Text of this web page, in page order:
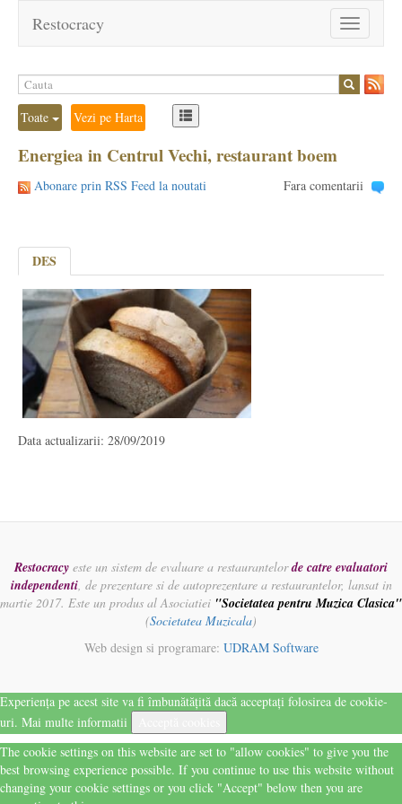
Toggle
navigation
Restocracy
Toate Vezi pe Harta
Energiea in Centrul Vechi, restaurant boem
Abonare prin RSS Feed la noutati Fara comentarii
DES
Data actualizarii: 28/09/2019
Restocracy este un sistem de evaluare a restaurantelorde catre evaluatori
independenti, de prezentare si de autoprezentare a restaurantelor, lansat in
martie 2017. Este un produs al Asociatiei "Societatea pentru Muzica Clasica"
(Societatea Muzicala)
Web design si programare: UDRAM Software
Experiența pe acest site va fi îmbunătățită dacă acceptați folosirea de cookie-
uri. Mai multe informatii
The cookie settings on this website are set to "allow cookies" to give you the
best browsing experience possible. If you continue to use this website without
changing your cookie settings or you click "Accept" below then you are